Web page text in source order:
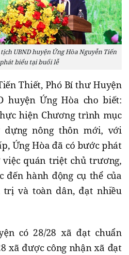
UBND huyện Ứng Hòa Nguyễn Tiến
biểu tại buổi lễ
Thiết, Phó Bí thư Huyện
huyện Ứng Hòa cho biết:
hiện Chương trình mục
dựng nông thôn mới, với
Ứng Hòa đã có bước phát
quán triệt chủ trương,
đến hành động cụ thể của
trị và toàn dân, đạt nhiều
có 28/28 xã đạt chuẩn
xã được công nhận xã đạt